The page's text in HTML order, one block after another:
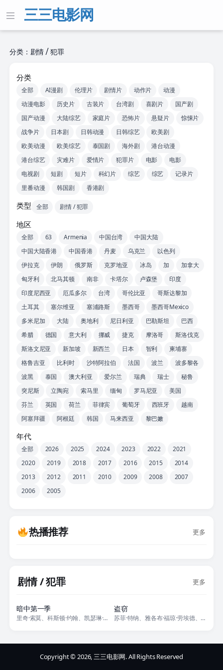
三三电影网
分类：剧情 / 犯罪
分类
全部 AI漫剧 伦理片 剧情片 动作片
动漫
动漫电影
历史片 古装片 台湾剧 喜剧片
国产剧
国产动漫
大陆综艺 家庭片 恐怖片 悬疑片
惊悚片
战争片
日本剧 日韩动漫 日韩综艺
欧美剧
欧美动漫
欧美综艺 泰国剧 海外剧
港台动漫
港台综艺
灾难片 爱情片 犯罪片 电影
电影
电视剧
短剧 短片 科幻片 综艺 综艺
记录片
里番动漫
韩国剧 香港剧
类型 全部 剧情 / 犯罪
地区
全部 63 Armenia 中国台湾
中国大陆
中国大陆香港
中国香港 丹麦 乌克兰
以色列
伊拉克
伊朗 俄罗斯 克罗地亚 冰岛 加
加拿大
匈牙利
北马其顿 南非 卡塔尔 卢森堡
印度
印度尼西亚
厄瓜多尔 台湾 哥伦比亚
哥斯达黎加
土耳其
塞尔维亚 塞浦路斯 墨西哥
墨西哥Mexico
多米尼加
大陆 奥地利 尼日利亚 巴勒斯坦
巴西
希腊
德国 意大利 挪威 捷克 摩洛哥
斯洛伐克
斯洛文尼亚
新加坡 新西兰 日本 智利
柬埔寨
格鲁吉亚
比利时 沙特阿拉伯 法国 波兰
波多黎各
波黑
泰国 澳大利亚 爱尔兰 瑞典 瑞士
秘鲁
突尼斯
立陶宛 索马里 缅甸 罗马尼亚
美国
芬兰
英国 荷兰 菲律宾 葡萄牙 西班牙
越南
阿塞拜疆
阿根廷 韩国 马来西亚 黎巴嫩
年代
全部 2026 2025 2024 2023 2022
2021
2020
2019 2018 2017 2016 2015
2014
2013
2012 2011 2010 2009 2008
2007
2006
2005
热播推荐 更多
剧情 / 犯罪 更多
暗中第一季
里奇·索莫、科斯顿·约翰、凯瑟琳·约克、西康·塞布罗、帕芮·马费尔德、布
盗窃
苏菲·特纳、雅各布·福琼·劳埃德、阿奇·马德基、安德鲁·霍华德、艾莉·詹
Copyright © 2026, 三三电影网. All Rights Reserved